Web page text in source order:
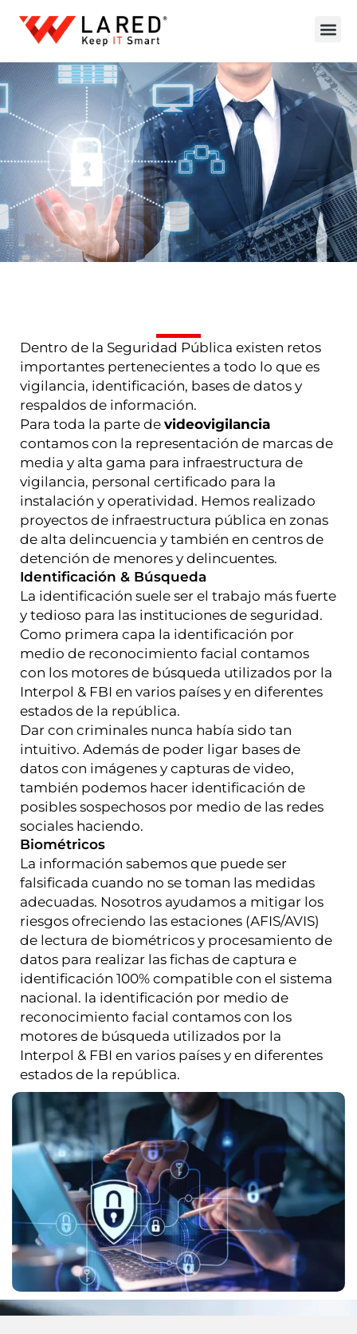
Dentro de la Seguridad Pública existen retos
importantes pertenecientes a todo lo que es
vigilancia, identificación, bases de datos y
respaldos de información.
Para toda la parte de videovigilancia
contamos con la representación de marcas de
media y alta gama para infraestructura de
vigilancia, personal certificado para la
instalación y operatividad. Hemos realizado
proyectos de infraestructura pública en zonas
de alta delincuencia y también en centros de
detención de menores y delincuentes.
Identificación & Búsqueda
La identificación suele ser el trabajo más fuerte
y tedioso para las instituciones de seguridad.
Como primera capa la identificación por
medio de reconocimiento facial contamos
con los motores de búsqueda utilizados por la
Interpol & FBI en varios países y en diferentes
estados de la república.
Dar con criminales nunca había sido tan
intuitivo. Además de poder ligar bases de
datos con imágenes y capturas de video,
también podemos hacer identificación de
posibles sospechosos por medio de las redes
sociales haciendo.
Biométricos
La información sabemos que puede ser
falsificada cuando no se toman las medidas
adecuadas. Nosotros ayudamos a mitigar los
riesgos ofreciendo las estaciones (AFIS/AVIS)
de lectura de biométricos y procesamiento de
datos para realizar las fichas de captura e
identificación 100% compatible con el sistema
nacional. la identificación por medio de
reconocimiento facial contamos con los
motores de búsqueda utilizados por la
Interpol & FBI en varios países y en diferentes
estados de la república.